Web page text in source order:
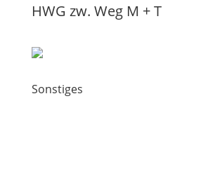
HWG zw. Weg M + T
Sonstiges